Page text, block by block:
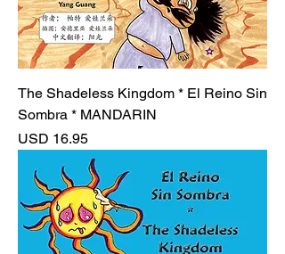
The Shadeless Kingdom * El Reino Sin
Sombra * MANDARIN
Precio
USD 16.95